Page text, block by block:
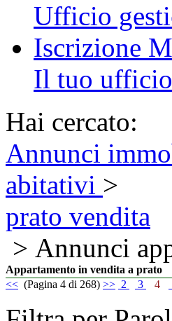
Ufficio
Iscrizione
Il tuo
Hai cercato:
Annunci
abitativi >
prato vendita
> Annunci
Appartamento in vendita a prato
<< (Pagina 4 di 268) >> 2 3 4